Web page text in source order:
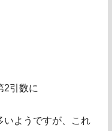
2引数に
いようですが、これ